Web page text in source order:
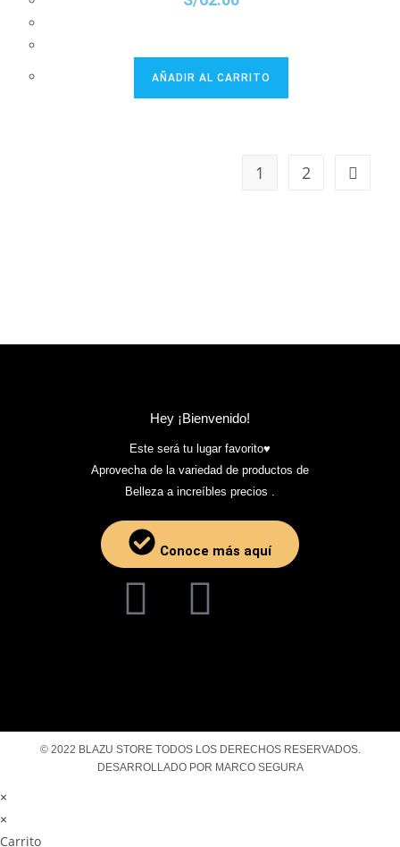
AÑADIR AL CARRITO
1 2
Hey ¡Bienvenido!
Este será tu lugar favorito♥️
Aprovecha de la variedad de productos de
Belleza a increíbles precios .
Conoce más aquí
© 2022 BLAZU STORE TODOS LOS DERECHOS RESERVADOS.
DESARROLLADO POR MARCO SEGURA
×
×
Carrito